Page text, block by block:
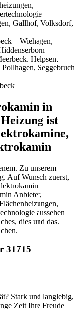
Gallhof, Volksdorf,
– Wiehagen,
Helpsen,
Seggebruch
in
ist
Zu unserem
Auf Wunsch zuerst,
Anbieter,
aussehen
dies und das.
31715
Stark und langlebig,
Zeit Ihre Freude